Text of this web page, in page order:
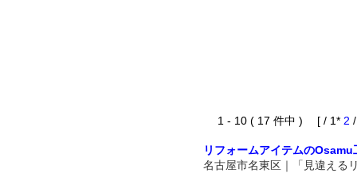
1 - 10 ( 17 件中 ) [ / 1* 2
リフォームアイテムのOsamu
名古屋市名東区｜「見違える